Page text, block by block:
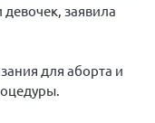
заявила
для аборта и